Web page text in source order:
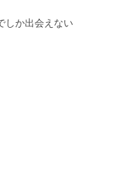
しか出会えない